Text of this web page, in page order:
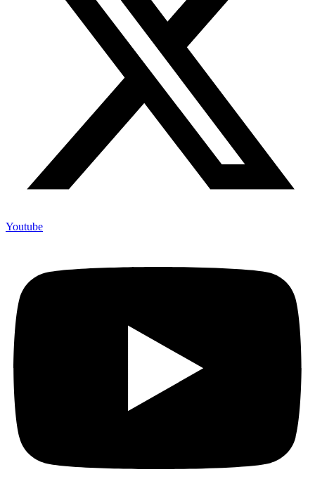
Youtube